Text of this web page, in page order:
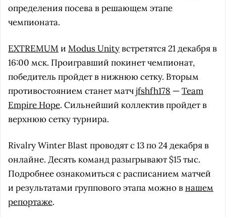
определения посева в решающем этапе
чемпионата.
EXTREMUM и Modus Unityвстретятся 21 декабря в
16:00 мск. Проигравший покинет чемпионат,
победитель пройдет в нижнюю сетку. Вторым
противостоянием станет матчjfshfh178 —Team
Empire Hope. Сильнейший коллектив пройдет в
верхнюю сетку турнира.
Rivalry Winter Blast проводят с 13 по 24 декабря в
онлайне. Десять команд разыгрывают $15 тыс.
Подробнее ознакомиться с расписанием матчей
и результатами группового этапа можно внашем
репортаже.